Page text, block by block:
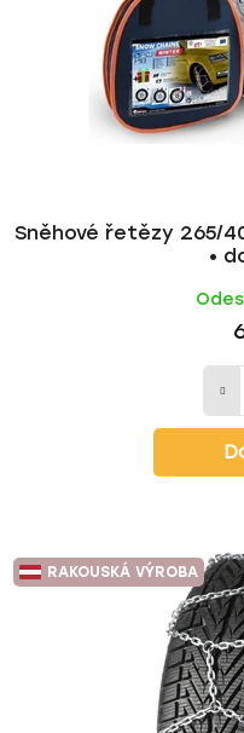
Sněhové řetězy 265/
•
RAKOUSKÁ VÝROBA